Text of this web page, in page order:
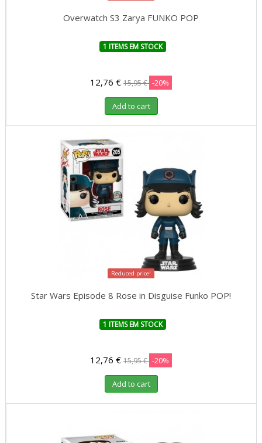
Overwatch S3 Zarya FUNKO POP
1 ITEMS EM STOCK
12,76 € 15,95 € -20%
Add to cart
Reduced price!
Star Wars Episode 8 Rose in Disguise Funko POP!
1 ITEMS EM STOCK
12,76 € 15,95 € -20%
Add to cart